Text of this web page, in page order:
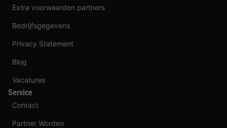
Extra voorwaarden partners
Bedrijfsgegevens
Privacy Statement
Blog
Vacatures
Service
Contact
Partner Worden